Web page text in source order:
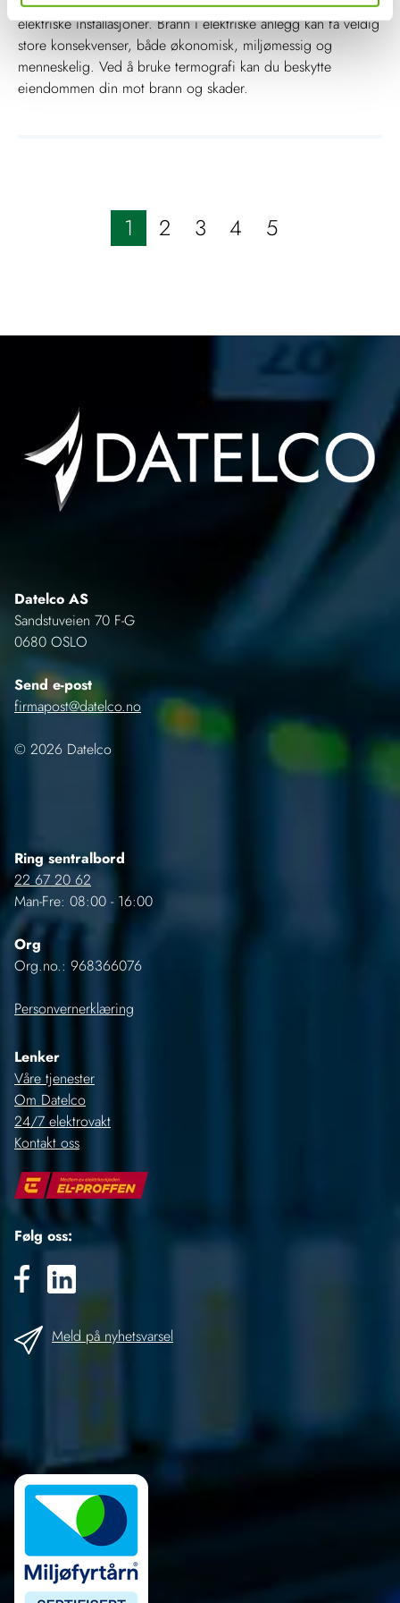
elektriske installasjoner. Brann i elektriske anlegg kan få veldig
store konsekvenser, både økonomisk, miljømessig og
menneskelig. Ved å bruke termografi kan du beskytte
eiendommen din mot brann og skader.
1 2 3 4 5
Datelco AS
Sandstuveien 70 F-G
0680 OSLO
Send e-post
firmapost@datelco.no
© 2026 Datelco
Ring sentralbord
22 67 20 62
Man-Fre: 08:00 - 16:00
Org
Org.no.: 968366076
Personvernerklæring
Lenker
Våre tjenester
Om Datelco
24/7 elektrovakt
Kontakt oss
Følg oss:
Meld på nyhetsvarsel